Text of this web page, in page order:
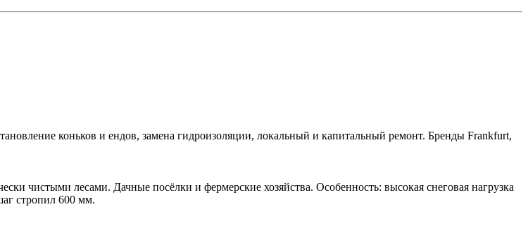
коньков и ендов, замена гидроизоляции, локальный и капитальный ремонт. Бренды Frankfurt,
чистыми лесами. Дачные посёлки и фермерские хозяйства. Особенность: высокая снеговая нагрузка
стропил 600 мм.